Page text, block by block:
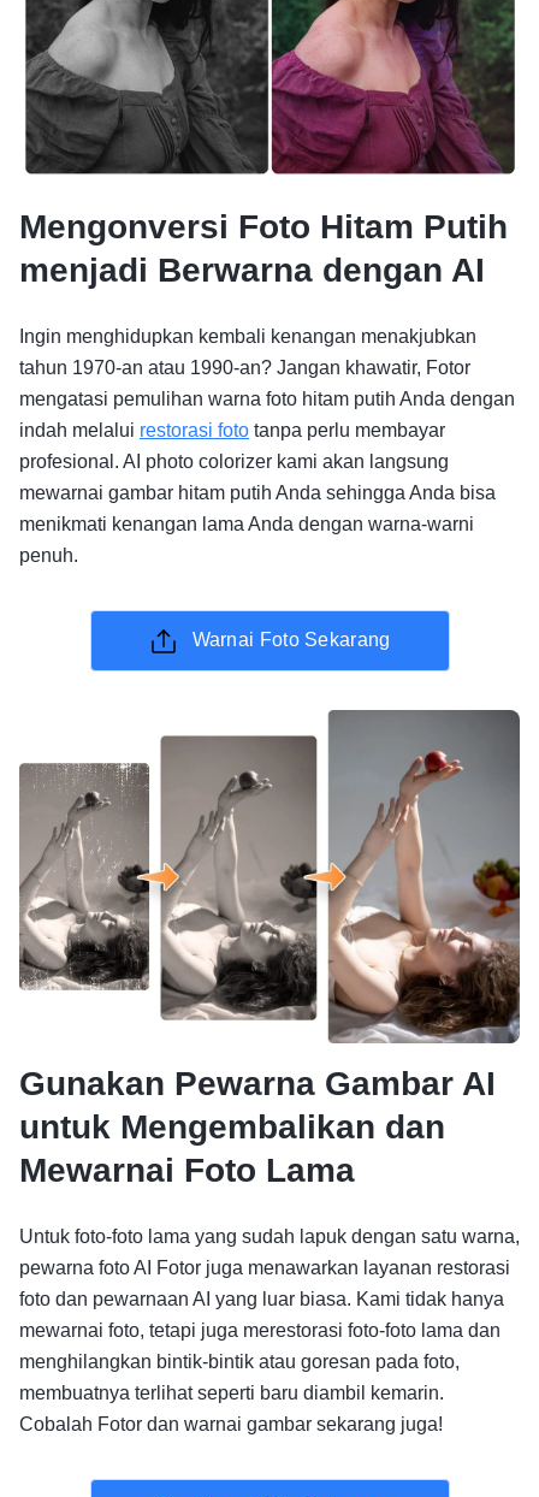
Mengonversi Foto Hitam Putih
menjadi Berwarna dengan AI
Ingin menghidupkan kembali kenangan menakjubkan
tahun 1970-an atau 1990-an? Jangan khawatir, Fotor
mengatasi pemulihan warna foto hitam putih Anda dengan
indah melalui restorasi foto tanpa perlu membayar
profesional. AI photo colorizer kami akan langsung
mewarnai gambar hitam putih Anda sehingga Anda bisa
menikmati kenangan lama Anda dengan warna-warni
penuh.
Warnai Foto Sekarang
Gunakan Pewarna Gambar AI
untuk Mengembalikan dan
Mewarnai Foto Lama
Untuk foto-foto lama yang sudah lapuk dengan satu warna,
pewarna foto AI Fotor juga menawarkan layanan restorasi
foto dan pewarnaan AI yang luar biasa. Kami tidak hanya
mewarnai foto, tetapi juga merestorasi foto-foto lama dan
menghilangkan bintik-bintik atau goresan pada foto,
membuatnya terlihat seperti baru diambil kemarin.
Cobalah Fotor dan warnai gambar sekarang juga!